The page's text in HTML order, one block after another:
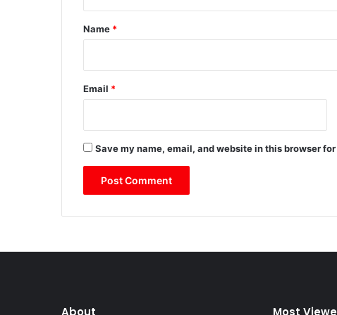
*
Name *
Email *
Save my name, email, and website in this browser
About Most